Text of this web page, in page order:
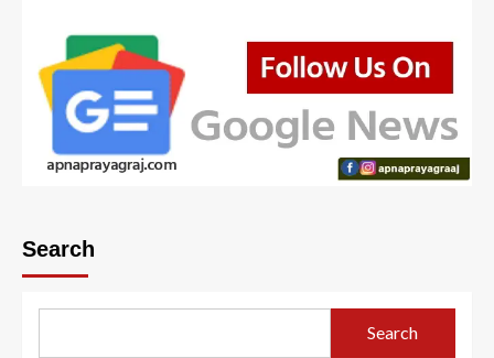
Search
Search